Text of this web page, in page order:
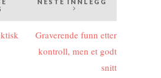
Graverende funn etter
kontroll, men et godt
snitt